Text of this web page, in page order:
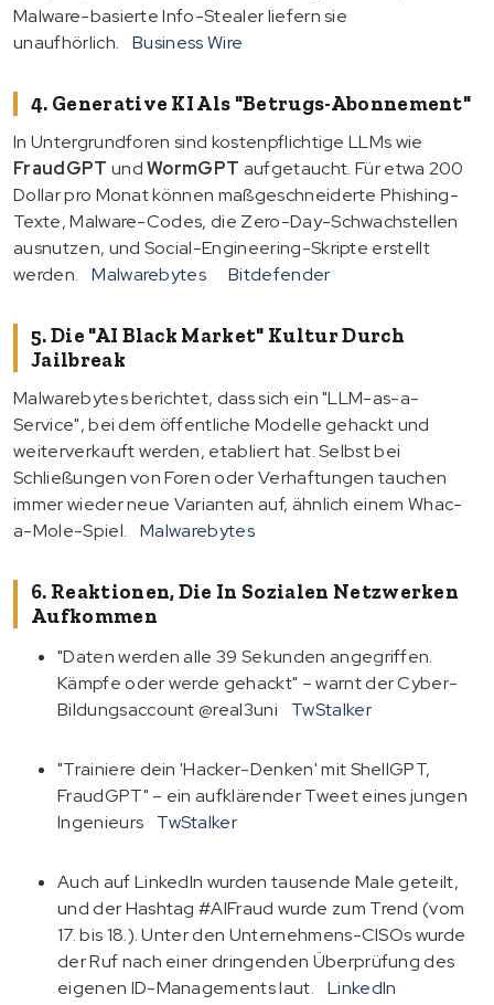
Malware-basierte Info-Stealer liefern sie
unaufhörlich.
Business Wire
4. Generative KI Als "Betrugs-Abonnement"
In Untergrundforen sind kostenpflichtige LLMs wie
FraudGPT undWormGPT aufgetaucht. Für etwa 200
Dollar pro Monat können maßgeschneiderte Phishing-
Texte, Malware-Codes, die Zero-Day-Schwachstellen
ausnutzen, und Social-Engineering-Skripte erstellt
werden.
Malwarebytes Bitdefender
5. Die "AI Black Market" Kultur Durch
Jailbreak
Malwarebytes berichtet, dass sich ein "LLM-as-a-
Service", bei dem öffentliche Modelle gehackt und
weiterverkauft werden, etabliert hat. Selbst bei
Schließungen von Foren oder Verhaftungen tauchen
immer wieder neue Varianten auf, ähnlich einem Whac-
a-Mole-Spiel.
Malwarebytes
6. Reaktionen, Die In Sozialen Netzwerken
Aufkommen
"Daten werden alle 39 Sekunden angegriffen.
Kämpfe oder werde gehackt" – warnt der Cyber-
Bildungsaccount @real3uni
TwStalker
"Trainiere dein 'Hacker-Denken' mit ShellGPT,
FraudGPT" – ein aufklärender Tweet eines jungen
Ingenieurs
TwStalker
Auch auf LinkedIn wurden tausende Male geteilt,
und der Hashtag #AIFraud wurde zum Trend (vom
17. bis 18.). Unter den Unternehmens-CISOs wurde
der Ruf nach einer dringenden Überprüfung des
eigenen ID-Managements laut.
LinkedIn